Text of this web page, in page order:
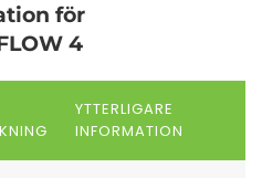
för
4
YTTERLIGARE
INFORMATION